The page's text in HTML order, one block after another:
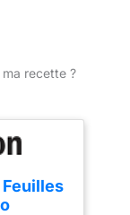
recette ?